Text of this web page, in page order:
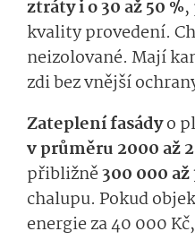
ztráty i o 30 až 50 %,
kvality provedení.
neizolované. Mají
zdi bez vnější
Zateplení fasádyo
v průměru 2000 až
přibližně300 000 až
chalupu. Pokud
energie za 40 000 Kč,